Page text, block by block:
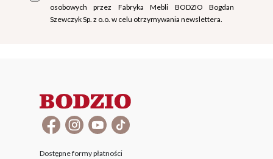
osobowych przez Fabryka Mebli BODZIO Bogdan
Szewczyk Sp. z o.o. w celu otrzymywania newslettera.
Dostępne formy płatności